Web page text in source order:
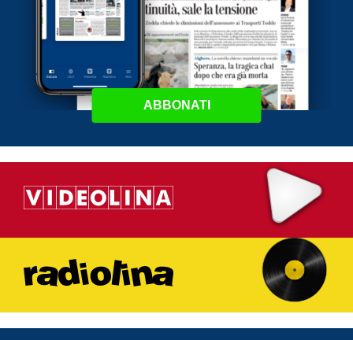
ABBONATI